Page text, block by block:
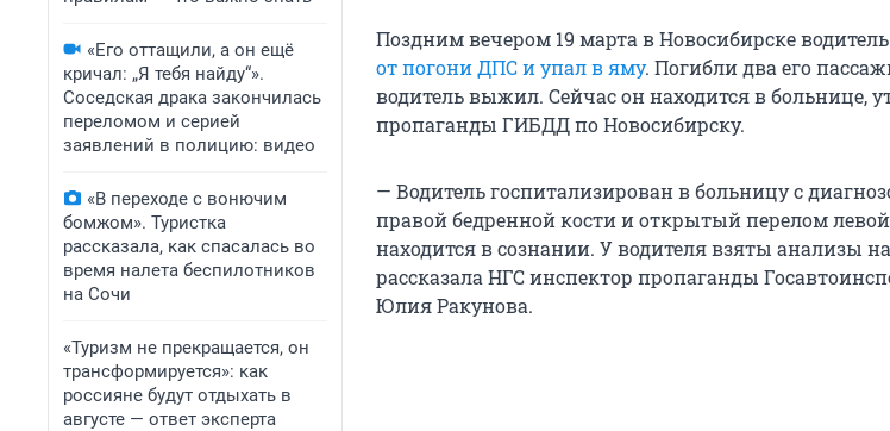
«Его оттащили, а он ещё
кричал: „Я тебя найду“».
Соседская драка закончилась
переломом и серией
заявлений в полицию: видео
«В переходе с вонючим
бомжом». Туристка
рассказала, как спасалась во
время налета беспилотников
на Сочи
«Туризм не прекращается, он
трансформируется»: как
россияне будут отдыхать в
августе — ответ эксперта
Поздним вечером 19 марта в Новосибирске
от погони ДПС и упал в яму. Погибли два его
водитель выжил. Сейчас он находится в больнице,
пропаганды ГИБДД по Новосибирску.
— Водитель госпитализирован в больницу с
правой бедренной кости и открытый перелом
находится в сознании. У водителя взяты анализы
рассказала НГС инспектор пропаганды
Юлия Ракунова.